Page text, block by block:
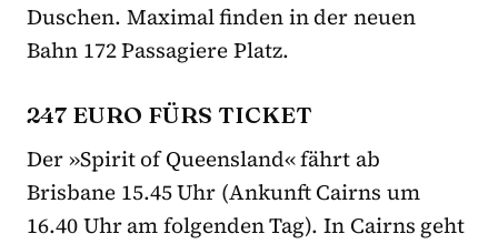
Duschen. Maximal finden in der neuen
Bahn 172 Passagiere Platz.
247 EURO FÜRS TICKET
Der »Spirit of Queensland« fährt ab
Brisbane 15.45 Uhr (Ankunft Cairns um
16.40 Uhr am folgenden Tag). In Cairns geht